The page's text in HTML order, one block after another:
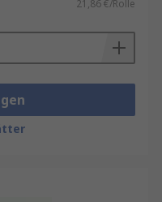
21,86 €/Rolle